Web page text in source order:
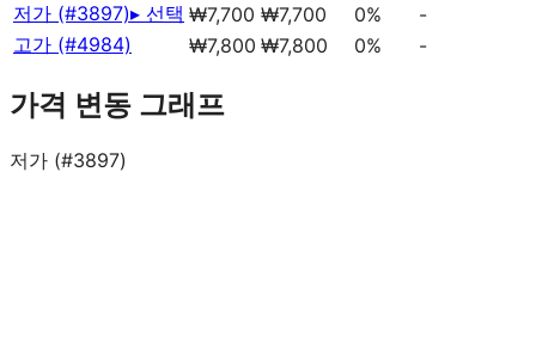
저가 (#3897)▸ 선택 ₩7,700 ₩7,700 0%
-
고가 (#4984)
₩7,800 ₩7,800 0% -
가격 변동 그래프
저가 (#3897)